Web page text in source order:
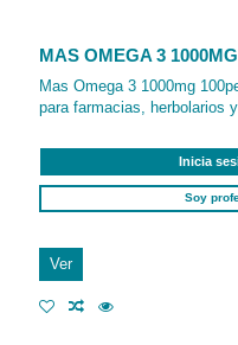
MAS OMEGA 3
Mas Omega 3 1000mg
para farmacias, herbolarios
Inicia
Soy
Ver